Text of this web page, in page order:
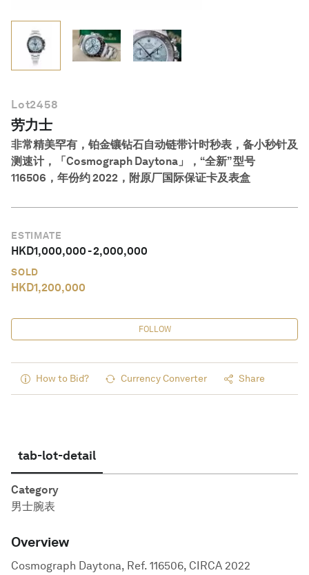
Lot2458
劳力士
非常精美罕有，铂金镶钻石自动链带计时秒表，备小秒针及
测速计，「Cosmograph Daytona」，“全新” 型号
116506，年份约 2022，附原厂国际保证卡及表盒
ESTIMATE
HKD1,000,000-2,000,000
SOLD
HKD1,200,000
FOLLOW
How to Bid? Currency Converter Share
tab-lot-detail
Category
男士腕表
Overview
Cosmograph Daytona, Ref. 116506, CIRCA 2022